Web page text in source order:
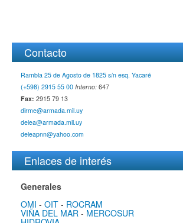
Contacto
Rambla 25 de Agosto de 1825 s/n esq. Yacaré
(+598) 2915 55 00 Interno: 647
Fax: 2915 79 13
dirme@armada.mil.uy
delea@armada.mil.uy
deleapnn@yahoo.com
Enlaces de interés
Generales
OMI - OIT - ROCRAM
VIÑA DEL MAR - MERCOSUR